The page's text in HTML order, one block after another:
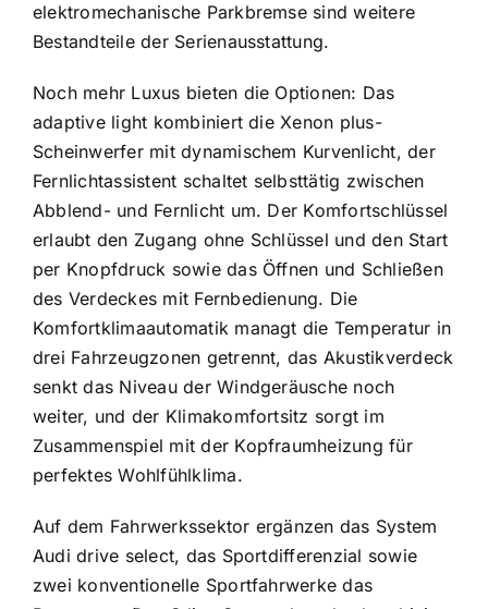
elektromechanische Parkbremse sind weitere
Bestandteile der Serienausstattung.
Noch mehr Luxus bieten die Optionen: Das
adaptive light kombiniert die Xenon plus-
Scheinwerfer mit dynamischem Kurvenlicht, der
Fernlichtassistent schaltet selbsttätig zwischen
Abblend- und Fernlicht um. Der Komfortschlüssel
erlaubt den Zugang ohne Schlüssel und den Start
per Knopfdruck sowie das Öffnen und Schließen
des Verdeckes mit Fernbedienung. Die
Komfortklimaautomatik managt die Temperatur in
drei Fahrzeugzonen getrennt, das Akustikverdeck
senkt das Niveau der Windgeräusche noch
weiter, und der Klimakomfortsitz sorgt im
Zusammenspiel mit der Kopfraumheizung für
perfektes Wohlfühlklima.
Auf dem Fahrwerkssektor ergänzen das System
Audi drive select, das Sportdifferenzial sowie
zwei konventionelle Sportfahrwerke das